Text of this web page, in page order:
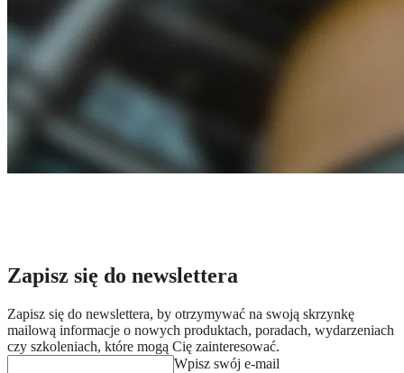
Zapisz się do newslettera
Zapisz się do newslettera, by otrzymywać na swoją skrzynkę
mailową informacje o nowych produktach, poradach, wydarzeniach
czy szkoleniach, które mogą Cię zainteresować.
Wpisz swój e-mail